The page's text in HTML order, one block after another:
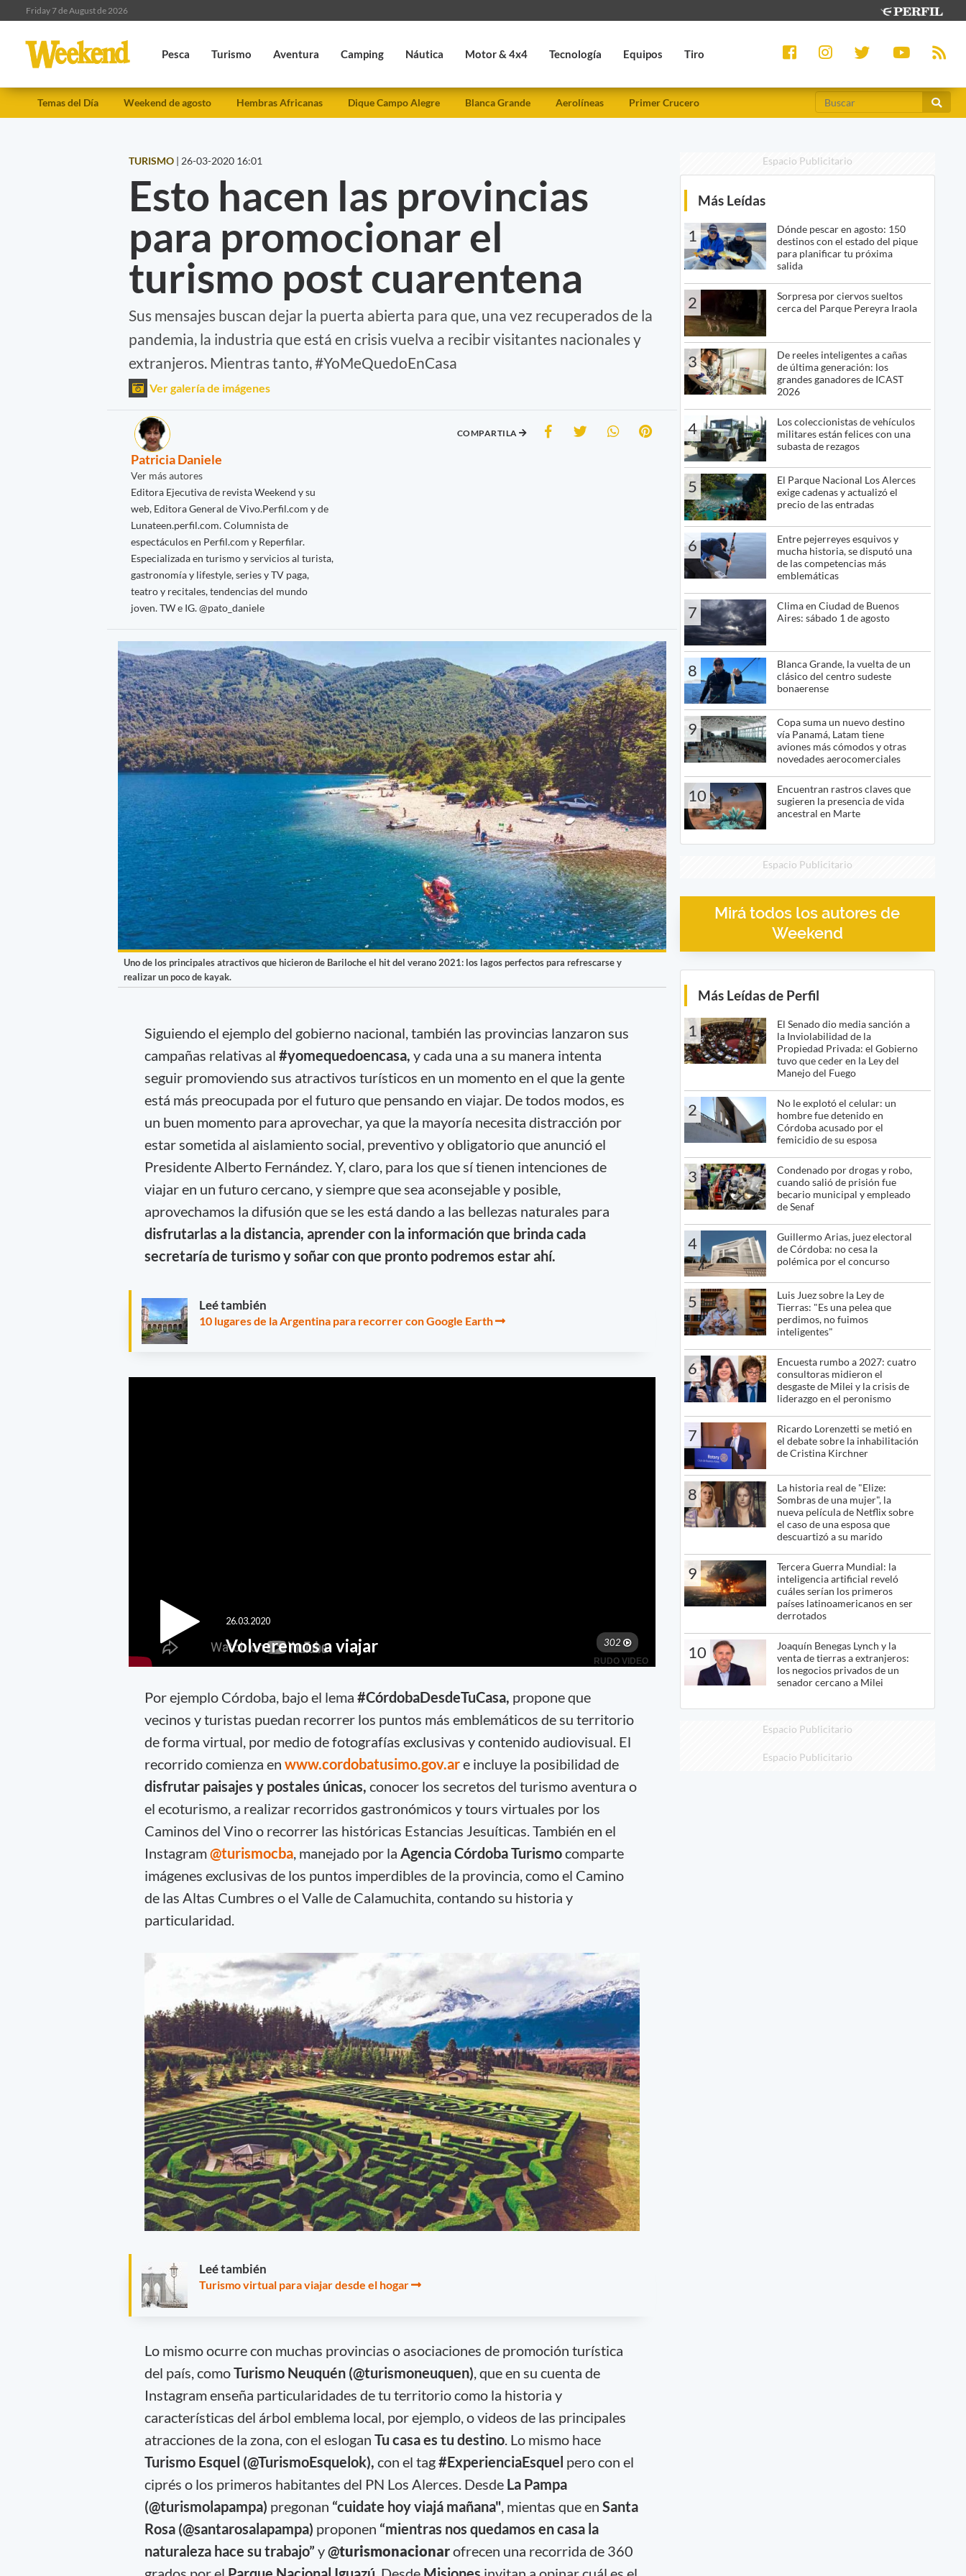
Friday 7 de August de 2026
Pesca Turismo Aventura Camping Náutica Motor & 4x4 Tecnología Equipos Tiro
Temas del Día Weekend de agosto Hembras Africanas Dique Campo Alegre Blanca Grande Aerolíneas Primer Crucero
TURISMO | 26-03-2020 16:01
Esto hacen las provincias
para promocionar el
turismo post cuarentena
Sus mensajes buscan dejar la puerta abierta para que, una vez recuperados de la
pandemia, la industria que está en crisis vuelva a recibir visitantes nacionales y
extranjeros. Mientras tanto, #YoMeQuedoEnCasa
Ver galería de imágenes
Patricia Daniele
Ver más autores
Editora Ejecutiva de revista Weekend y su
web, Editora General de Vivo.Perfil.com y de
Lunateen.perfil.com. Columnista de
espectáculos en Perfil.com y Reperfilar.
Especializada en turismo y servicios al turista,
gastronomía y lifestyle, series y TV paga,
teatro y recitales, tendencias del mundo
joven. TW e IG. @pato_daniele
COMPARTILA
Uno de los principales atractivos que hicieron de Bariloche el hit del verano 2021: los lagos perfectos para refrescarse y
realizar un poco de kayak.
Siguiendo el ejemplo del gobierno nacional, también las provincias lanzaron sus
campañas relativas al #yomequedoencasa, y cada una a su manera intenta
seguir promoviendo sus atractivos turísticos en un momento en el que la gente
está más preocupada por el futuro que pensando en viajar. De todos modos, es
un buen momento para aprovechar, ya que la mayoría necesita distracción por
estar sometida al aislamiento social, preventivo y obligatorio que anunció el
Presidente Alberto Fernández. Y, claro, para los que sí tienen intenciones de
viajar en un futuro cercano, y siempre que sea aconsejable y posible,
aprovechamos la difusión que se les está dando a las bellezas naturales para
disfrutarlas a la distancia, aprender con la información que brinda cada
secretaría de turismo y soñar con que pronto podremos estar ahí.
Leé también
10 lugares de la Argentina para recorrer con Google Earth
Por ejemplo Córdoba, bajo el lema #CórdobaDesdeTuCasa, propone que
vecinos y turistas puedan recorrer los puntos más emblemáticos de su territorio
de forma virtual, por medio de fotografías exclusivas y contenido audiovisual. El
recorrido comienza en www.cordobatusimo.gov.are incluye la posibilidad de
disfrutar paisajes y postales únicas, conocer los secretos del turismo aventura o
el ecoturismo, a realizar recorridos gastronómicos y tours virtuales por los
Caminos del Vino o recorrer las históricas Estancias Jesuíticas. También en el
Instagram@turismocba, manejado por la Agencia Córdoba Turismocomparte
imágenes exclusivas de los puntos imperdibles de la provincia, como el Camino
de las Altas Cumbres o el Valle de Calamuchita, contando su historia y
particularidad.
Leé también
Turismo virtual para viajar desde el hogar
Lo mismo ocurre con muchas provincias o asociaciones de promoción turística
del país, comoTurismo Neuquén (@turismoneuquen), que en su cuenta de
Instagram enseña particularidades de tu territorio como la historia y
características del árbol emblema local, por ejemplo, o videos de las principales
atracciones de la zona, con el eslogan Tu casa es tu destino. Lo mismo hace
Turismo Esquel (@TurismoEsquelok), con el tag#ExperienciaEsquel pero con el
ciprés o los primeros habitantes del PN Los Alerces. Desde La Pampa
(@turismolapampa) pregonan “cuidate hoy viajá mañana", mientas que en Santa
Rosa (@santarosalapampa) proponen “mientras nos quedamos en casa la
naturaleza hace su trabajo” y@turismonacionarofrecen una recorrida de 360
Espacio Publicitario
Más Leídas
1
Dónde pescar en agosto: 150
destinos con el estado del pique
para planificar tu próxima
salida
2
Sorpresa por ciervos sueltos
cerca del Parque Pereyra Iraola
3
De reeles inteligentes a cañas
de última generación: los
grandes ganadores de ICAST
2026
4
Los coleccionistas de vehículos
militares están felices con una
subasta de rezagos
5
El Parque Nacional Los Alerces
exige cadenas y actualizó el
precio de las entradas
6
Entre pejerreyes esquivos y
mucha historia, se disputó una
de las competencias más
emblemáticas
7
Clima en Ciudad de Buenos
Aires: sábado 1 de agosto
8
Blanca Grande, la vuelta de un
clásico del centro sudeste
bonaerense
9
Copa suma un nuevo destino
vía Panamá, Latam tiene
aviones más cómodos y otras
novedades aerocomerciales
10
Encuentran rastros claves que
sugieren la presencia de vida
ancestral en Marte
Espacio Publicitario
Mirá todos los autores de
Weekend
Más Leídas de Perfil
1
El Senado dio media sanción a
la Inviolabilidad de la
Propiedad Privada: el Gobierno
tuvo que ceder en la Ley del
Manejo del Fuego
2
No le explotó el celular: un
hombre fue detenido en
Córdoba acusado por el
femicidio de su esposa
3
Condenado por drogas y robo,
cuando salió de prisión fue
becario municipal y empleado
de Senaf
4
Guillermo Arias, juez electoral
de Córdoba: no cesa la
polémica por el concurso
5
Luis Juez sobre la Ley de
Tierras: "Es una pelea que
perdimos, no fuimos
inteligentes"
6
Encuesta rumbo a 2027: cuatro
consultoras midieron el
desgaste de Milei y la crisis de
liderazgo en el peronismo
7
Ricardo Lorenzetti se metió en
el debate sobre la inhabilitación
de Cristina Kirchner
8
La historia real de "Elize:
Sombras de una mujer", la
nueva película de Netflix sobre
el caso de una esposa que
descuartizó a su marido
9
Tercera Guerra Mundial: la
inteligencia artificial reveló
cuáles serían los primeros
países latinoamericanos en ser
derrotados
10
Joaquín Benegas Lynch y la
venta de tierras a extranjeros:
los negocios privados de un
senador cercano a Milei
Espacio Publicitario
Espacio Publicitario